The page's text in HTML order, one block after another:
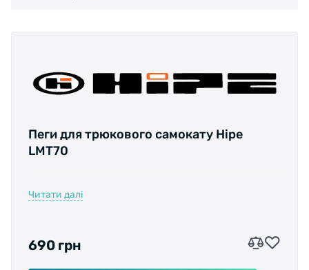
Пеги для трюкового самокату Hipe
LMT70
самокатах, встановлюються замість
Читати далі
690 грн